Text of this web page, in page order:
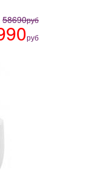
58690руб
руб